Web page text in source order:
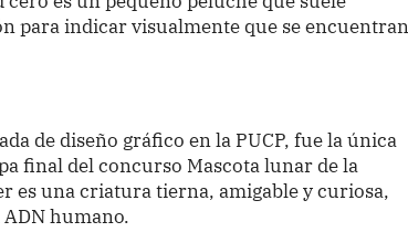
para indicar visualmente que se encuentran
de diseño gráfico en la PUCP, fue la única
final del concurso Mascota lunar de la
es una criatura tierna, amigable y curiosa,
humano.